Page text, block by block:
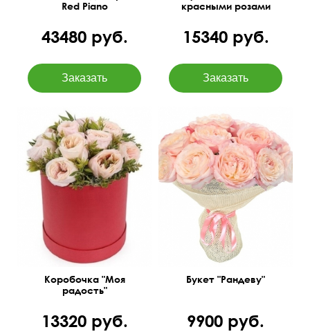
Red Piano
43480 руб.
красными розами
15340 руб.
Нежная роза, фисташка,
шляпная коробка
маленькая,
флористический оазис
Коробочка "Моя
радость"
13320 руб.
Ароматная роза с
большим бутоном в
упаковке из джута.
Букет "Рандеву"
9900 руб.